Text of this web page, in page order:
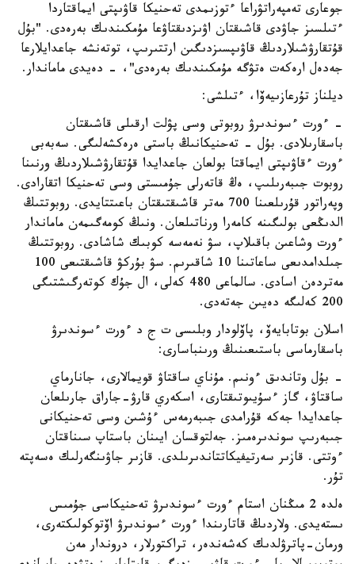
جوعارى تەمپەراتۋراعا ءتوزىمدى تەحنيكا قاۋىپتى ايماقتاردا
ءتىلسىز جاۋدى قاشىقتان اۋىزدىقتاۋعا مۇمكىندىك بەرەدى. "بۇل
قۇتقارۋشىلاردىڭ قاۋىپسىزدىگىن ارتتىرىپ، توتەنشە جاعدايلارعا
جەدەل ارەكەت ەتۋگە مۇمكىندىك بەرەدى"، - دەيدى ماماندار.
ديلناز تۇرعازىيەۆا، ءتىلشى:
- ءورت ءسوندىرۋ روبوتى وسى پۋلت ارقىلى قاشىقتان
باسقارىلادى. بۇل - تەحنيكانىڭ باستى ەرەكشەلىگى. سەبەبى
ءورت ءقاۋىپتى ايماقتا بولعان جاعدايدا قۇتقارۋشىلاردىڭ ورنىنا
روبوت جىبەرىلىپ، ەڭ قاتەرلى جۇمىستى وسى تەحنيكا اتقارادى.
وپەراتور قۇرىلعىنا 700 مەتر قاشىقتىقتان باعىتتايدى. روبوتتىڭ
الدىڭعى بولىگىنە كامەرا ورناتىلعان. ونىڭ كومەگىمەن ماماندار
ءورت وشاعىن باقىلاپ، سۋ نەمەسە كوبىك شاشادى. روبوتتىڭ
جىلدامدىعى ساعاتىنا 10 شاقىرىم. سۋ بۇركۋ قاشىقتىعى 100
مەتردەن اسادى. سالماعى 480 كەلى، ال جۇك كوتەرگىشتىگى
200 كەلىگە دەيىن جەتەدى.
اسلان بوتابايەۆ، پاۆلودار وبلىسى ت ج د ءورت ءسوندىرۋ
باسقارماسى باستىعىنىڭ ورىنباسارى:
- بۇل وتاندىق ءونىم. مۇناي ساقتاۋ قويمالارى، جانارماي
ساقتاۋ، گاز ءسۇيىوتىقتارى، اسكەري قارۋ-جاراق جارىلعان
جاعدايدا جەكە قۇرامدى جىبەرمەس ءۇشىن وسى تەحنيكانى
جىبەرىپ سوندىرەمىز. جەلتوقسان ايىنان باستاپ سىناقتان
ءوتتى. قازىر سەرتيفيكاتتاندىرىلدى. قازىر جاۋىنگەرلىك ەسەپتە
تۇر.
ەلدە 2 مىڭنان استام ءورت ءسوندىرۋ تەحنيكاسى جۇمىس
ىستەيدى. ولاردىڭ قاتارىندا ءورت ءسوندىرۋ اۆتوكولىكتەرى،
ورمان-پاترۋلدىك كەشەندەر، تراكتورلار، دروندار مەن